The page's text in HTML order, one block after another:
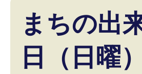
まちの出
日（日曜